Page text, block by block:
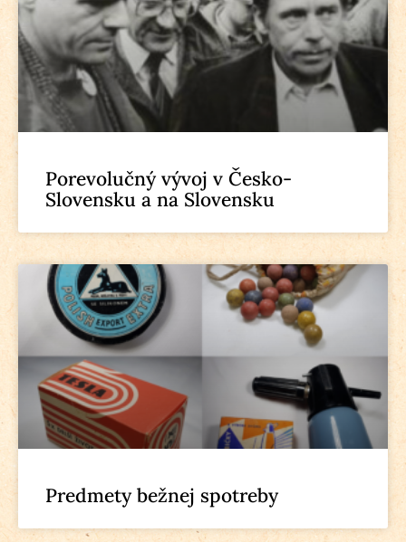
Porevolučný vývoj v Česko-
Slovensku a na Slovensku
Predmety bežnej spotreby